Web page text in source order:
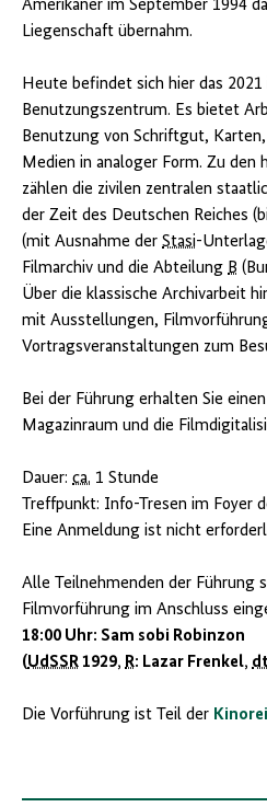
Amerikaner im September 1994
Liegenschaft übernahm.
Heute befindet sich hier das
Benutzungszentrum. Es bietet
Benutzung von Schriftgut,
Medien in analoger Form. Zu den
zählen die zivilen zentralen
der Zeit des Deutschen Reiches
(mit Ausnahme der Stasi-
Filmarchiv und die Abteilung B
Über die klassische Archivarbeit
mit Ausstellungen,
Vortragsveranstaltungen zum
Bei der Führung erhalten Sie
Magazinraum und die
Dauer: ca. 1 Stunde
Treffpunkt: Info-Tresen im Foyer
Eine Anmeldung ist nicht
Alle Teilnehmenden der Führung
Filmvorführung im Anschluss
18:00 Uhr: Sam sobi Robinzon
(UdSSR1929, R: Lazar Frenkel,
Die Vorführung ist Teil der